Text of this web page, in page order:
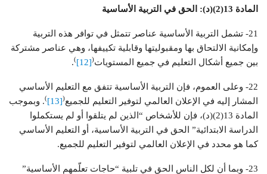
المادة 13(2)(د): الحق في التربية الأساسية
21- تشمل التربية الأساسية عناصر تتمثل في توافر هذه التربية
وإمكانية الالتحاق بها ومقبوليتها وقابلية تكييفها، وهي عناصر مشتركة
بين جميع أشكال التعليم في جميع المستويات(
[12]
)
.
22- وعلى العموم، فإن التربية الأساسية تتفق مع التعليم الأساسي
المشار إليه في الإعلان العالمي لتوفير التعليم للجميع(
[13]
). وبموجب
المادة 13(2)(د)، فإن للأشخاص “الذين لم يتلقوا أو لم يستكملوا
الدراسة الابتدائية” الحق في التربية الأساسية، أو التعليم الأساسي
كما هو محدد في الإعلان العالمي لتوفير التعليم للجميع.
23- وبما أن لكل الناس الحق في تلبية “حاجات تعلّمهم الأساسية”